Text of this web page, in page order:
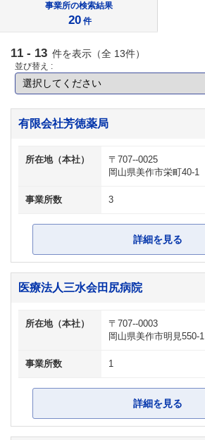
事業所の検索結果
20 件
11 - 13 件を表示（全 13件）
並び替え :
有限会社芳徳薬局
所在地（本社）
〒707--0025
岡山県美作市栄町40-1
事業所数 3
詳細を見る
医療法人三水会田尻病院
所在地（本社）
〒707--0003
岡山県美作市明見550-1
事業所数 1
詳細を見る